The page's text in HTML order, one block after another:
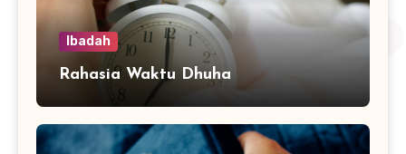
Ibadah
Rahasia Waktu Dhuha